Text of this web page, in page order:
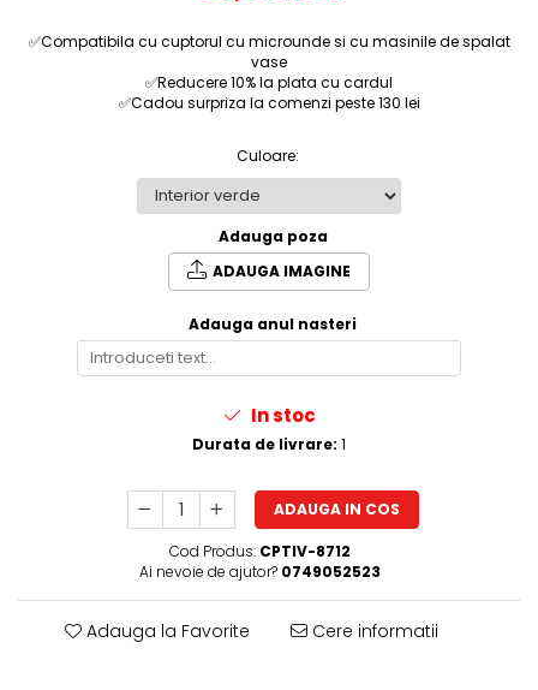
✅Compatibila cu cuptorul cu microunde si cu masinile de spalat
vase
✅Reducere 10% la plata cu cardul
✅Cadou surpriza la comenzi peste 130 lei
Culoare:
Adauga poza
ADAUGA IMAGINE
Adauga anul nasteri
In stoc
Durata de livrare: 1
ADAUGA IN COS
Cod Produs: CPTIV-8712
Ai nevoie de ajutor? 0749052523
Adauga la Favorite Cere informatii